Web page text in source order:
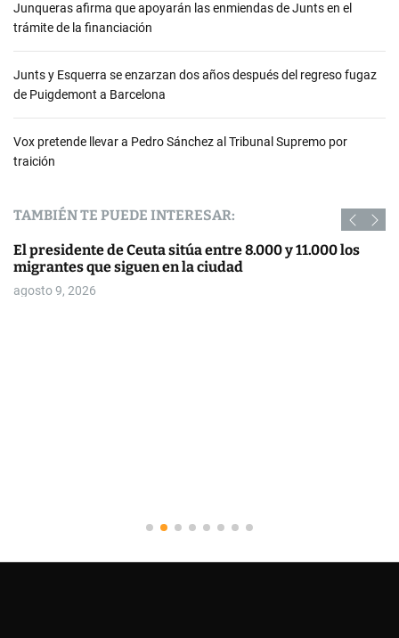
Junqueras afirma que apoyarán las enmiendas de Junts en el
trámite de la financiación
Junts y Esquerra se enzarzan dos años después del regreso fugaz
de Puigdemont a Barcelona
Vox pretende llevar a Pedro Sánchez al Tribunal Supremo por
traición
TAMBIÉN TE PUEDE INTERESAR:
El presidente de Ceuta sitúa entre 8.000 y 11.000 los
migrantes que siguen en la ciudad
agosto 9, 2026